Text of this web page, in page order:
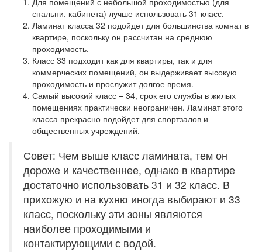
спальни, кабинета) лучше использовать 31 класс.
Ламинат класса 32 подойдет для большинства комнат в
квартире, поскольку он рассчитан на среднюю
проходимость.
Класс 33 подходит как для квартиры, так и для
коммерческих помещений, он выдерживает высокую
проходимость и прослужит долгое время.
Самый высокий класс – 34, срок его службы в жилых
помещениях практически неограничен. Ламинат этого
класса прекрасно подойдет для спортзалов и
общественных учреждений.
Совет: Чем выше класс ламината, тем он
дороже и качественнее, однако в квартире
достаточно использовать 31 и 32 класс. В
прихожую и на кухню иногда выбирают и 33
класс, поскольку эти зоны являются
наиболее проходимыми и
контактирующими с водой.